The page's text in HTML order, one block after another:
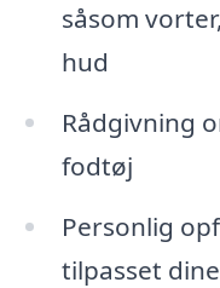
såsom
hud
Rådgivning
fodtøj
Personlig
tilpasset